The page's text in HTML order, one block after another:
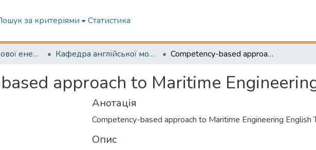
за критеріями Статистика
Факультет суднової енергетики Кафедра англійської мови в судновій енергетиці Competency-based approach to Maritime Engineering English Teaching
approach to Maritime
Анотація
Competency-based approach to Maritime Engineering English
Опис